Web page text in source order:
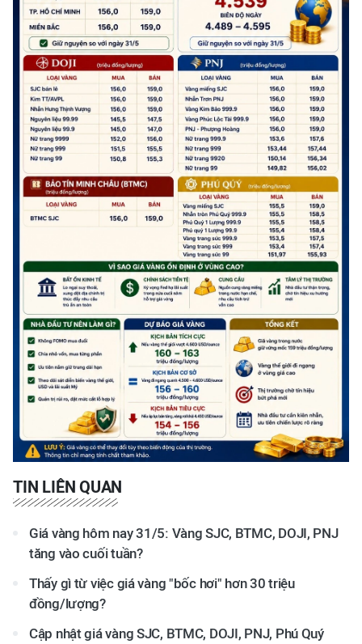
TIN LIÊN QUAN
Giá vàng hôm nay 31/5: Vàng SJC, BTMC, DOJI, PNJ
tăng vào cuối tuần?
Thấy gì từ việc giá vàng "bốc hơi" hơn 30 triệu
đồng/lượng?
Cập nhật giá vàng SJC, BTMC, DOJI, PNJ, Phú Quý